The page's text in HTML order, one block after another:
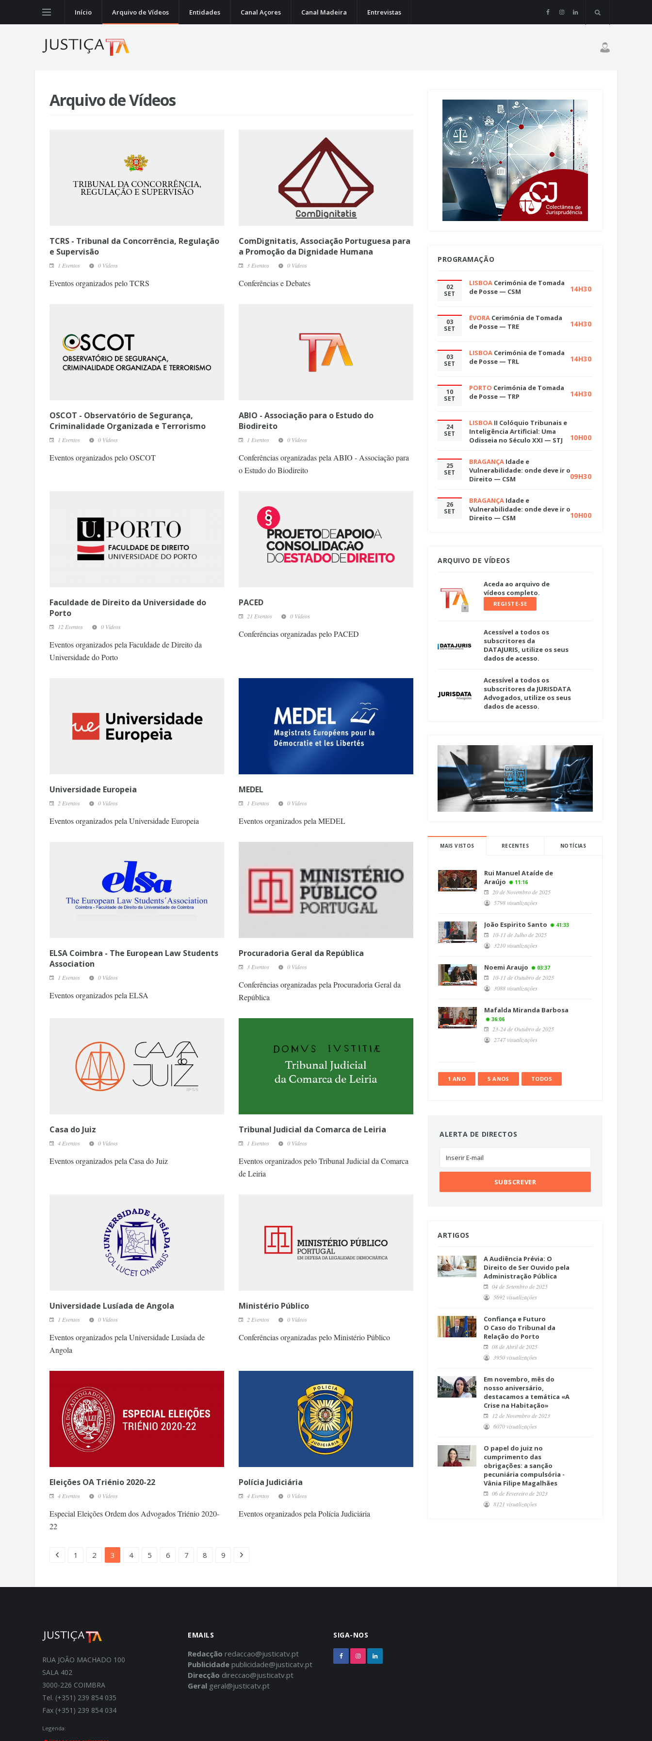
Início Arquivo de Vídeos Entidades Canal Açores Canal Madeira Entrevistas
Arquivo de Vídeos
TCRS - Tribunal da Concorrência, Regulação
e Supervisão
1 Eventos 0 Vídeos
Eventos organizados pelo TCRS
ComDignitatis, Associação Portuguesa para
a Promoção da Dignidade Humana
3 Eventos 0 Vídeos
Conferências e Debates
OSCOT - Observatório de Segurança,
Criminalidade Organizada e Terrorismo
1 Eventos 0 Vídeos
Eventos organizados pelo OSCOT
ABIO - Associação para o Estudo do
Biodireito
1 Eventos 0 Vídeos
Conferências organizadas pela ABIO - Associação para
o Estudo do Biodireito
Faculdade de Direito da Universidade do
Porto
12 Eventos 0 Vídeos
Eventos organizados pela Faculdade de Direito da
Universidade do Porto
PACED
21 Eventos 0 Vídeos
Conferências organizadas pelo PACED
Universidade Europeia
2 Eventos 0 Vídeos
Eventos organizados pela Universidade Europeia
MEDEL
1 Eventos 0 Vídeos
Eventos organizados pela MEDEL
ELSA Coimbra - The European Law Students
Association
1 Eventos 0 Vídeos
Eventos organizados pela ELSA
Procuradoria Geral da República
3 Eventos 0 Vídeos
Conferências organizadas pela Procuradoria Geral da
República
Casa do Juiz
4 Eventos 0 Vídeos
Eventos organizados pela Casa do Juiz
Tribunal Judicial da Comarca de Leiria
1 Eventos 0 Vídeos
Eventos organizados pelo Tribunal Judicial da Comarca
de Leiria
Universidade Lusíada de Angola
1 Eventos 0 Vídeos
Eventos organizados pela Universidade Lusíada de
Angola
Ministério Público
2 Eventos 0 Vídeos
Conferências organizadas pelo Ministério Público
Eleições OA Triénio 2020-22
4 Eventos 0 Vídeos
Especial Eleições Ordem dos Advogados Triénio 2020-
22
Polícia Judiciária
4 Eventos 0 Vídeos
Eventos organizados pela Polícia Judiciária
1 2 3 4 5 6 7 8 9
PROGRAMAÇÃO
02
SET
LISBOA Cerimónia de Tomada
de Posse — CSM
14H30
03
SET
ÉVORA Cerimónia de Tomada
de Posse — TRE
14H30
03
SET
LISBOA Cerimónia de Tomada
de Posse — TRL
14H30
10
SET
PORTO Cerimónia de Tomada
de Posse — TRP
14H30
24
SET
LISBOA II Colóquio Tribunais e
Inteligência Artificial: Uma
Odisseia no Século XXI — STJ
10H00
25
SET
BRAGANÇA Idade e
Vulnerabilidade: onde deve ir o
Direito — CSM
09H30
26
SET
BRAGANÇA Idade e
Vulnerabilidade: onde deve ir o
Direito — CSM
10H00
ARQUIVO DE VÍDEOS
Aceda ao arquivo de
vídeos completo.
REGISTE-SE
Acessível a todos os
subscritores da
DATAJURIS, utilize os seus
dados de acesso.
Acessível a todos os
subscritores da JURISDATA
Advogados, utilize os seus
dados de acesso.
MAIS VISTOS RECENTES NOTÍCIAS
Rui Manuel Ataíde de
Araújo
11:16
20 de Novembro de 2025
5798 visualizações
João Espirito Santo 41:33
10-11 de Julho de 2025
3210 visualizações
Noemi Araujo 03:37
10-11 de Outubro de 2025
3088 visualizações
Mafalda Miranda Barbosa
36:06
23-24 de Outubro de 2025
2747 visualizações
1 ANO 5 ANOS TODOS
ALERTA DE DIRECTOS
ARTIGOS
A Audiência Prévia: O
Direito de Ser Ouvido pela
Administração Pública
04 de Setembro de 2025
5692 visualizações
Confiança e Futuro
O Caso do Tribunal da
Relação do Porto
08 de Abril de 2025
3950 visualizações
Em novembro, mês do
nosso aniversário,
destacamos a temática «A
Crise na Habitação»
12 de Novembro de 2023
6070 visualizações
O papel do juiz no
cumprimento das
obrigações: a sanção
pecuniária compulsória -
Vânia Filipe Magalhães
06 de Fevereiro de 2023
8121 visualizações
RUA JOÃO MACHADO 100
SALA 402
3000-226 COIMBRA
Tel. (+351) 239 854 035
Fax (+351) 239 854 034
Legenda:
EMAILS
Redacção redaccao@justicatv.pt
Publicidade publicidade@justicatv.pt
Direcção direccao@justicatv.pt
Geral geral@justicatv.pt
SIGA-NOS